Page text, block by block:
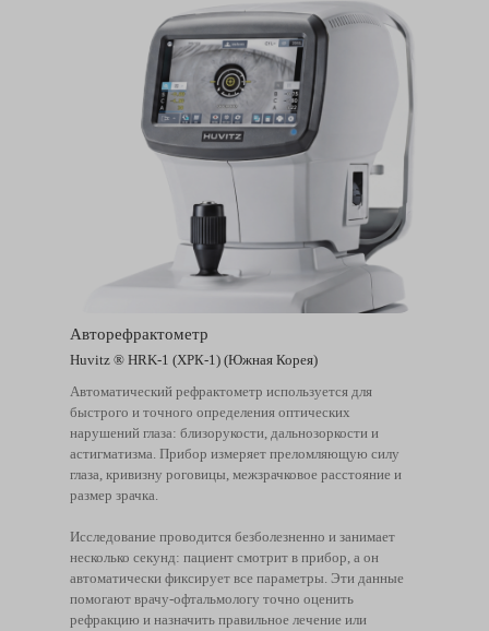
Авторефрактометр
Huvitz ® HRK-1 (ХРК-1) (Южная Корея)
Автоматический рефрактометр используется для
быстрого и точного определения оптических
нарушений глаза: близорукости, дальнозоркости и
астигматизма. Прибор измеряет преломляющую силу
глаза, кривизну роговицы, межзрачковое расстояние и
размер зрачка.
Исследование проводится безболезненно и занимает
несколько секунд: пациент смотрит в прибор, а он
автоматически фиксирует все параметры. Эти данные
помогают врачу-офтальмологу точно оценить
рефракцию и назначить правильное лечение или